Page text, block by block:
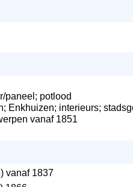
paneel; potlood
Enkhuizen; interieurs;
vanaf 1851
vanaf 1837